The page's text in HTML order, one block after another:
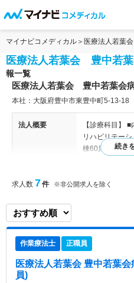
マイナビコメディカル 医療法人若葉
医療法人若葉会 豊中若
報一覧
医療法人若葉会 豊中若葉会
本社：大阪府豊中市東豊中町5‐13-18
法人概要
【診療科目】
リハビリテー
棟60床、障害
屋：6、個室：
わかば／白山
み
求人数 7件 ※非公開求人を除く
作業療法士 正職員
医療法人若葉会 豊中若葉会
員)